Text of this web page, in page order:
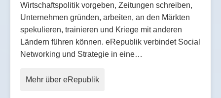
Wirtschaftspolitik vorgeben, Zeitungen schreiben,
Unternehmen gründen, arbeiten, an den Märkten
spekulieren, trainieren und Kriege mit anderen
Ländern führen können. eRepublik verbindet Social
Networking und Strategie in eine…
Mehr über eRepublik